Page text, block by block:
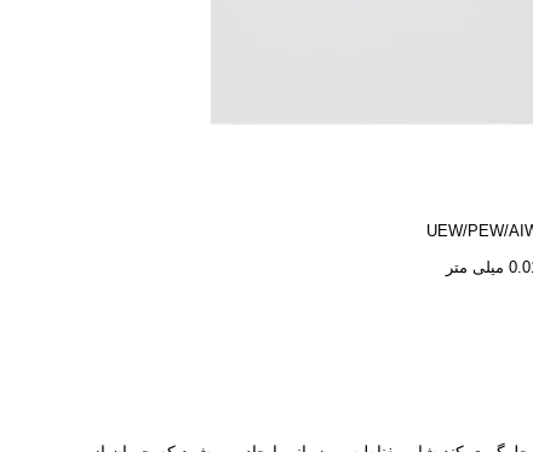
UEW/PEW/
متر